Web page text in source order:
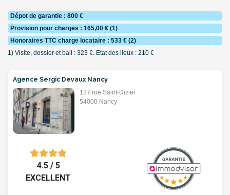
Dépot de garantie : 800 €
Provision pour charges : 165,00 € (1)
Honoraires TTC charge locataire : 533 € (2)
1) Visite, dossier et bail : 323 €. Etat des lieux : 210 €
Agence Sergic Devaux Nancy
127 rue Saint-Dizier
54000 Nancy
4.5 / 5
EXCELLENT